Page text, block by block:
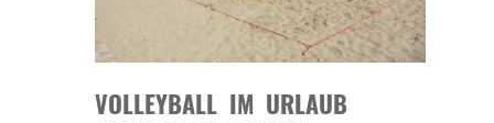
VOLLEYBALL IM URLAUB